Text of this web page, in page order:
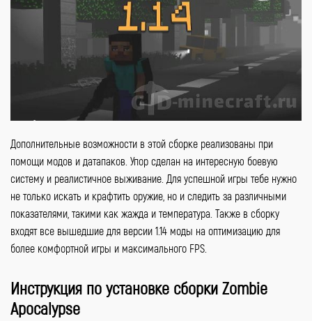
Дополнительные возможности в этой сборке реализованы при
помощи модов и датапаков. Упор сделан на интересную боевую
систему и реалистичное выживание. Для успешной игры тебе нужно
не только искать и крафтить оружие, но и следить за различными
показателями, такими как жажда и температура. Также в сборку
входят все вышедшие для версии 1.14 моды на оптимизацию для
более комфортной игры и максимального FPS.
Инструкция по установке сборки Zombie
Apocalypse